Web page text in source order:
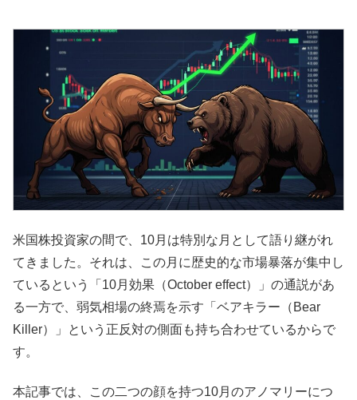
米国株投資家の間で、10月は特別な月として語り継がれ
てきました。それは、この月に歴史的な市場暴落が集中し
ているという「10月効果（October effect）」の通説があ
る一方で、弱気相場の終焉を示す「ベアキラー（Bear
Killer）」という正反対の側面も持ち合わせているからで
す。
本記事では、この二つの顔を持つ10月のアノマリーにつ